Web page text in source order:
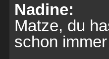
Nadine:
Matze, du
schon